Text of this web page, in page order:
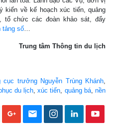
kiến về kế hoạch xúc tiến, quảng
tổ chức các đoàn khảo sát, đẩy
tảng số
Trung tâm Thông tin du lịch
cục trưởng Nguyễn Trùng Khánh
du lịch,xúc tiến quảng bá,nền